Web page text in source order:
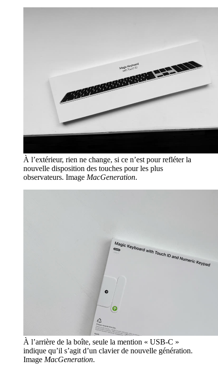
À l’extérieur, rien ne change, si ce n’est pour refléter la
nouvelle disposition des touches pour les plus
observateurs. Image MacGeneration.
À l’arrière de la boîte, seule la mention « USB-C »
indique qu’il s’agit d’un clavier de nouvelle génération.
Image MacGeneration.